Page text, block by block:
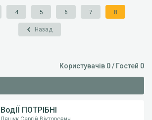
Назад
4 5 6 7 8
Користувачів 0 / Гостей 0
ВодІЇ ПОТРІБНІ